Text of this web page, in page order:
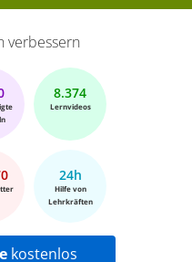
verbessern
8.374
Lernvideos
24h
Hilfe von
Lehrkräften
kostenlos